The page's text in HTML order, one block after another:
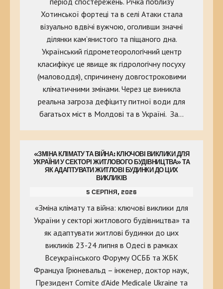
Хотинської фортеці та в селі Атаки стала
візуально вдвічі вужчою, оголивши значні
ділянки кам’янистого та піщаного дна.
Український гідрометеорологічний центр
класифікує це явище як гідрологічну посуху
(маловоддя), спричинену довгостроковими
кліматичними змінами. Через це виникла
реальна загроза дефіциту питної води для
багатьох міст в Молдові та в Україні. За…
«ЗМІНА КЛІМАТУ ТА ВІЙНА: КЛЮЧОВІ ВИКЛИКИ ДЛЯ
УКРАЇНИ У СЕКТОРІ ЖИТЛОВОГО БУДІВНИЦТВА» ТА
ЯК АДАПТУВАТИ ЖИТЛОВІ БУДИНКИ ДО ЦИХ
ВИКЛИКІВ
5 СЕРПНЯ, 2026
«Зміна клімату та війна: ключові виклики для
України у секторі житлового будівництва» та
як адаптувати житлові будинки до цих
викликів 23-24 липня в Одесі в рамках
Всеукраїнського Форуму ОСББ та ЖБК
Француа Грюневальд – інженер, доктор наук,
Президент Comite d’Aide Medicale Ukraine та